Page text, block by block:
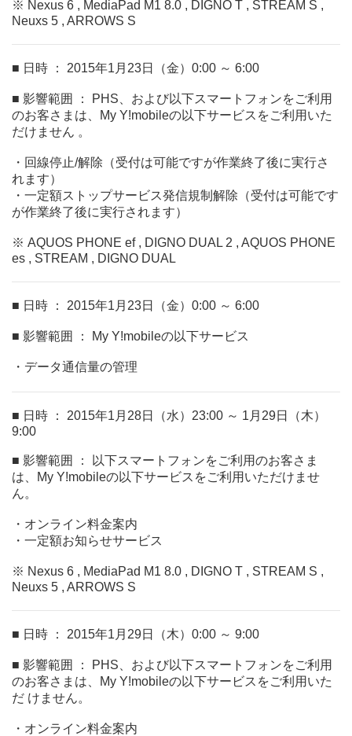
※ Nexus 6 , MediaPad M1 8.0 , DIGNO T , STREAM S ,
Neuxs 5 , ARROWS S
■ 日時 ： 2015年1月23日（金）0:00 ～ 6:00
■ 影響範囲 ： PHS、および以下スマートフォンをご利用
のお客さまは、My Y!mobileの以下サービスをご利用いた
だけません 。
・回線停止/解除（受付は可能ですが作業終了後に実行さ
れます）
・一定額ストップサービス発信規制解除（受付は可能です
が作業終了後に実行されます）
※ AQUOS PHONE ef , DIGNO DUAL 2 , AQUOS PHONE
es , STREAM , DIGNO DUAL
■ 日時 ： 2015年1月23日（金）0:00 ～ 6:00
■ 影響範囲 ： My Y!mobileの以下サービス
・データ通信量の管理
■ 日時 ： 2015年1月28日（水）23:00 ～ 1月29日（木）
9:00
■ 影響範囲 ： 以下スマートフォンをご利用のお客さま
は、My Y!mobileの以下サービスをご利用いただけませ
ん。
・オンライン料金案内
・一定額お知らせサービス
※ Nexus 6 , MediaPad M1 8.0 , DIGNO T , STREAM S ,
Neuxs 5 , ARROWS S
■ 日時 ： 2015年1月29日（木）0:00 ～ 9:00
■ 影響範囲 ： PHS、および以下スマートフォンをご利用
のお客さまは、My Y!mobileの以下サービスをご利用いた
だ けません。
・オンライン料金案内